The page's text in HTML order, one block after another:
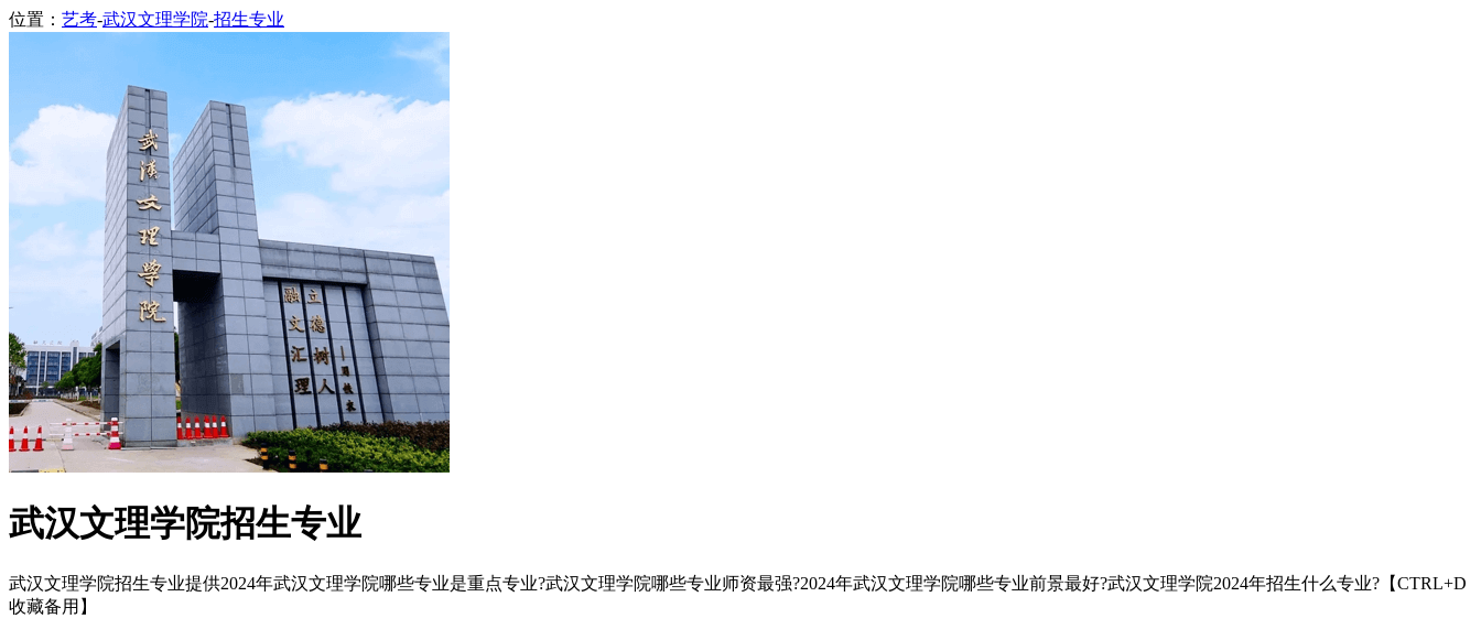
位置： 艺考-武汉文理学院-招生专业
武汉文理学院招生专业
武汉文理学院招生专业提供2024年武汉文理学院哪些专业是重点专业?武汉文理学院哪些专业师资最强?2024年武汉文理学院哪些专业前景最好?武汉文理学院2024年招生什么专业?【CTRL+D
收藏备用】